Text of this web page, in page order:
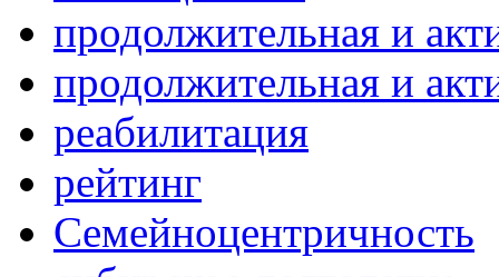
продолжительная и
продолжительная и
реабилитация
рейтинг
Семейноцентричность